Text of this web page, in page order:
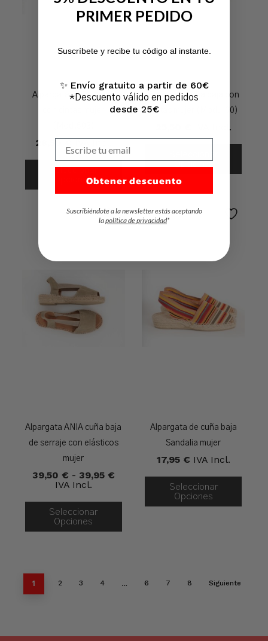
Alpargata cuña media
28,50€ IVA Incl.
Seleccionar
Opciones
Alpargata cuña baja con
cintas mujer (Mod.100)
IVA Incl.
Opciones
Alpargata ANIA cuña baja
de serraje con elásticos
mujer
39,50 € - 39,95 €Rango
Desde
39,95 €
IVA Incl.
Seleccionar
Opciones
Alpargata de cuña baja
Sandalia mujer
17,95 € IVA Incl.
Seleccionar
Opciones
1 2 3 4 … 6 7 8 Siguiente
PRIMER PEDIDO
Suscríbete y recibe tu código al instante.
✨ Envío gratuito a partir de 60€
*Descuento válido en pedidos
desde 25€
Obtener descuento
Suscribiéndote a la newsletter estás aceptando
lapolítica de privacidad*